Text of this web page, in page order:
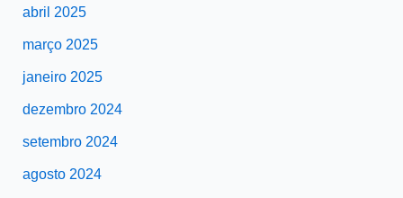
abril 2025
março 2025
janeiro 2025
dezembro 2024
setembro 2024
agosto 2024